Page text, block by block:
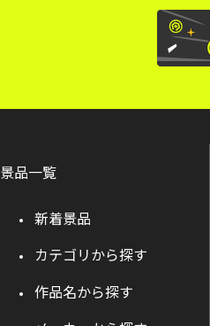
景品一覧
新着景品
カテゴリから探す
作品名から探す